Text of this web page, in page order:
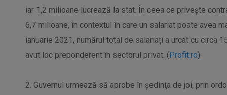
iar 1,2 milioane lucrează la stat. În ceea ce privește
6,7 milioane, în contextul în care un salariat poate avea
ianuarie 2021, numărul total de salariați a urcat cu circa
avut loc preponderent în sectorul privat. (Profit.ro)
2. Guvernul urmează să aprobe în şedinţa de joi, prin